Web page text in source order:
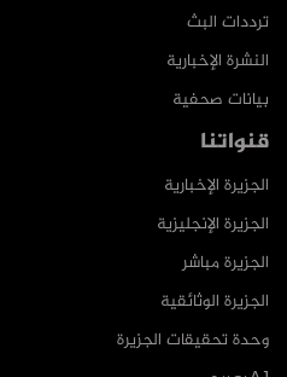
ترددات البث
النشرة الإخبارية
بيانات صحفية
قنواتنا
الجزيرة الإخبارية
الجزيرة الإنجليزية
الجزيرة مباشر
الجزيرة الوثائقية
وحدة تحقيقات الجزيرة